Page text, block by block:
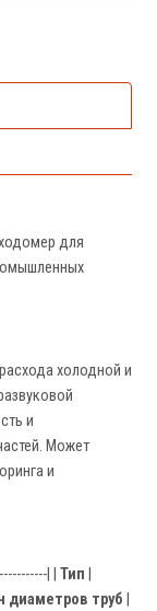
для
холодной и
и
Может
и
| | Тип
диаметров труб